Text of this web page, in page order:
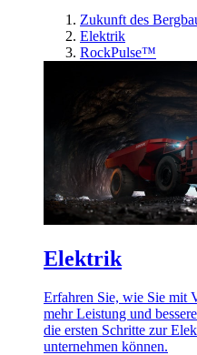
Zukunft des
Elektrik
RockPulse™
Elektrik
Erfahren Sie, wie Sie mit
mehr Leistung und
die ersten Schritte zur
unternehmen können.